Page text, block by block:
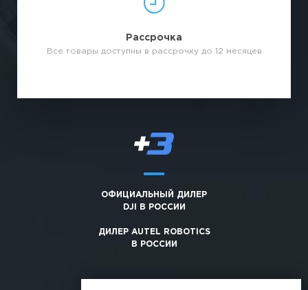
Рассрочка
Все товары доступны в рассрочку до 12 месяцев
ОФИЦИАЛЬНЫЙ ДИЛЕР
DJI В РОССИИ
ДИЛЕР AUTEL ROBOTICS
В РОССИИ